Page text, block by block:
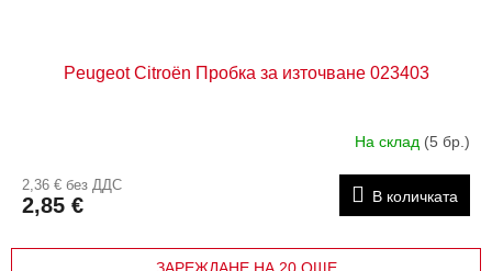
Peugeot Citroën Пробка за източване 023403
На склад (5 бр.)
2,36 € без ДДС
2,85 € В количката
ЗАРЕЖДАНЕ НА 20 ОЩЕ